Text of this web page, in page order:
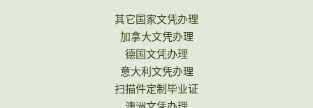
其它国家文凭办理
加拿大文凭办理
德国文凭办理
意大利文凭办理
扫描件定制毕业证